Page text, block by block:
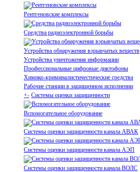
Рентгеновские комплексы
Средства радиоэлектронной борьбы
Устройства обнаружения взрывчатых веществ
Устройства уничтожения информации
Профессиональные цифровые диктофоны
Химико-криминалистичестические средства
Рабочие станции в защищенном исполнении
+- Системы оценки защищенности
Вспомогательное оборудование
Системы оценки защищенности канала АВАК
Системы оценки защищенности канала АЭП
Системы оценки защищенности канала ВОЛС